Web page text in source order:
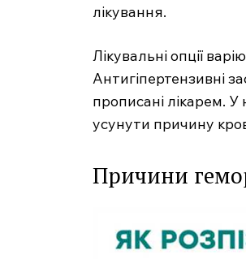
лікування.
Лікувальні опції
Антигіпертензивні
прописані лікарем.
усунути причину
Причини